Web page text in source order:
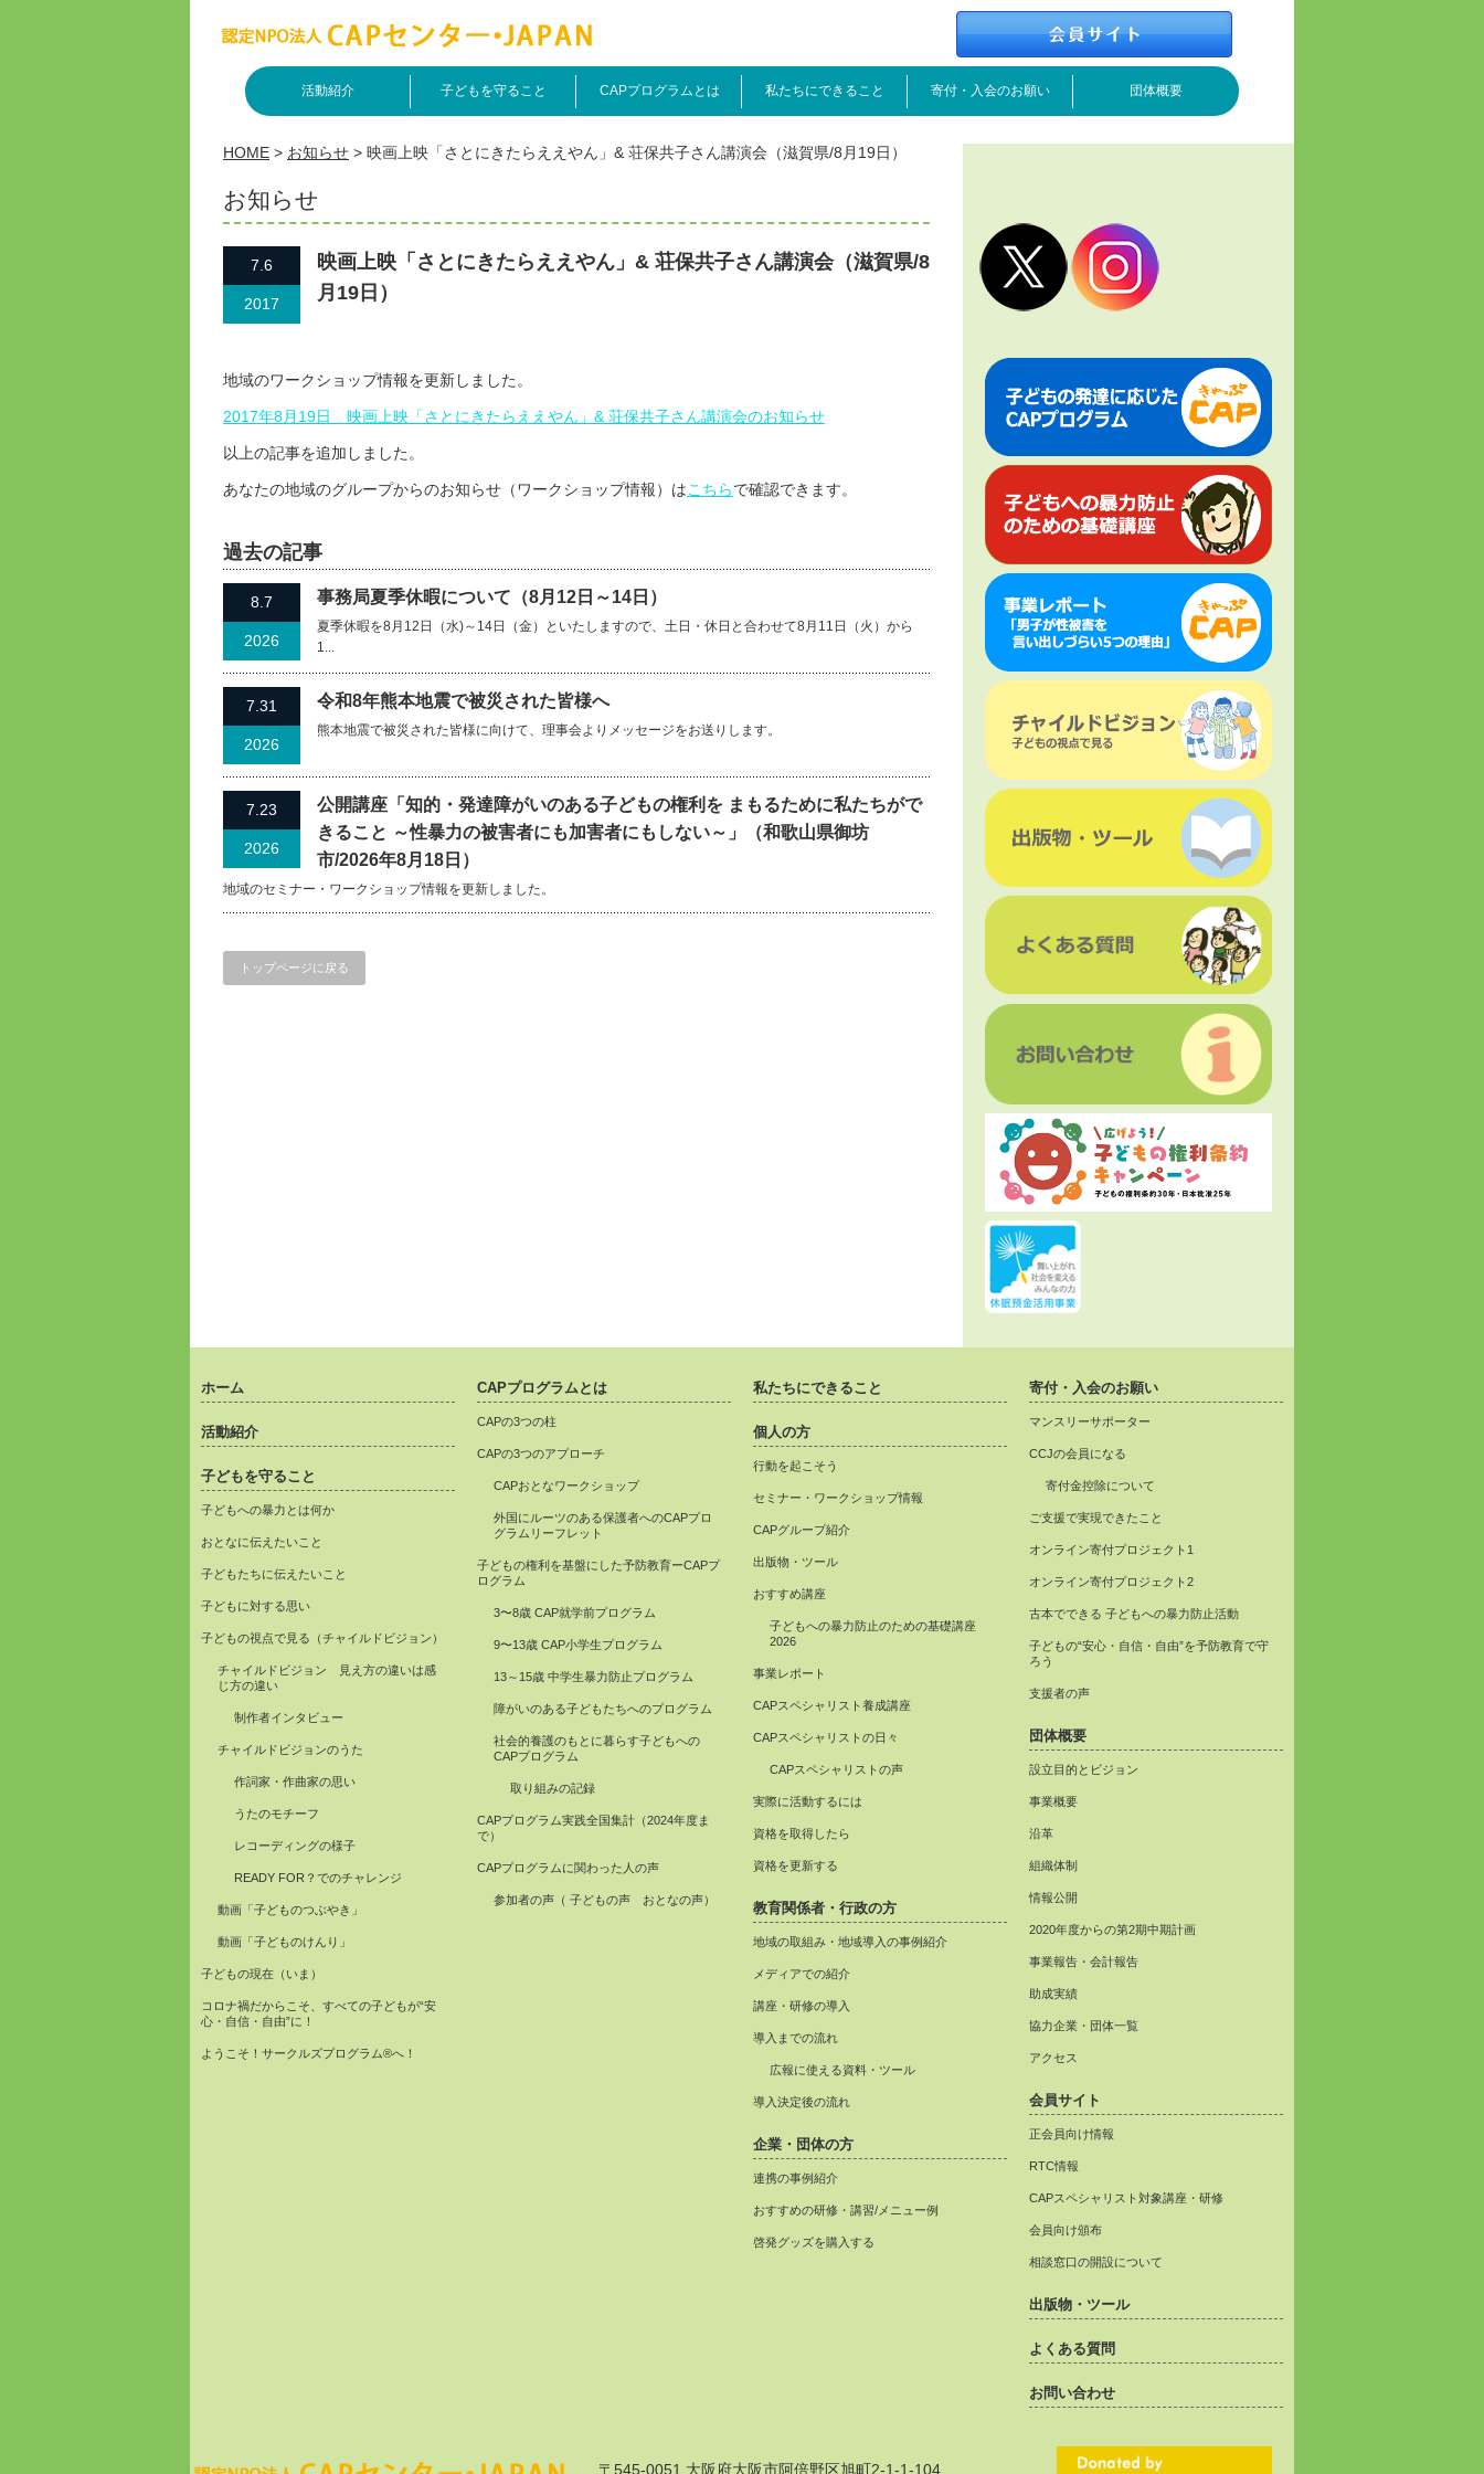
活動紹介 子どもを守ること CAPプログラムとは 私たちにできること 寄付・入会のお願い 団体概要
HOME > お知らせ > 映画上映「さとにきたらええやん」& 荘保共子さん講演会（滋賀県/8月19日）
お知らせ
7.6
2017
映画上映「さとにきたらええやん」& 荘保共子さん講演会（滋賀県/8
月19日）
地域のワークショップ情報を更新しました。
2017年8月19日 映画上映「さとにきたらええやん」& 荘保共子さん講演会のお知らせ
以上の記事を追加しました。
あなたの地域のグループからのお知らせ（ワークショップ情報）はこちらで確認できます。
過去の記事
8.7
2026
事務局夏季休暇について（8月12日～14日）
夏季休暇を8月12日（水)～14日（金）といたしますので、土日・休日と合わせて8月11日（火）から
1...
7.31
2026
令和8年熊本地震で被災された皆様へ
熊本地震で被災された皆様に向けて、理事会よりメッセージをお送りします。
7.23
2026
公開講座「知的・発達障がいのある子どもの権利を まもるために私たちがで
きること ～性暴力の被害者にも加害者にもしない～」（和歌山県御坊
市/2026年8月18日）
地域のセミナー・ワークショップ情報を更新しました。
トップページに戻る
ホーム
活動紹介
子どもを守ること
子どもへの暴力とは何か
おとなに伝えたいこと
子どもたちに伝えたいこと
子どもに対する思い
子どもの視点で見る（チャイルドビジョン）
チャイルドビジョン 見え方の違いは感
じ方の違い
制作者インタビュー
チャイルドビジョンのうた
作詞家・作曲家の思い
うたのモチーフ
レコーディングの様子
READY FOR？でのチャレンジ
動画「子どものつぶやき」
動画「子どものけんり」
子どもの現在（いま）
コロナ禍だからこそ、すべての子どもが“安
心・自信・自由”に！
ようこそ！サークルズプログラム®へ！
CAPプログラムとは
CAPの3つの柱
CAPの3つのアプローチ
CAPおとなワークショップ
外国にルーツのある保護者へのCAPプロ
グラムリーフレット
子どもの権利を基盤にした予防教育ーCAPプ
ログラム
3〜8歳 CAP就学前プログラム
9〜13歳 CAP小学生プログラム
13～15歳 中学生暴力防止プログラム
障がいのある子どもたちへのプログラム
社会的養護のもとに暮らす子どもへの
CAPプログラム
取り組みの記録
CAPプログラム実践全国集計（2024年度ま
で）
CAPプログラムに関わった人の声
参加者の声（ 子どもの声 おとなの声）
私たちにできること
個人の方
行動を起こそう
セミナー・ワークショップ情報
CAPグループ紹介
出版物・ツール
おすすめ講座
子どもへの暴力防止のための基礎講座
2026
事業レポート
CAPスペシャリスト養成講座
CAPスペシャリストの日々
CAPスペシャリストの声
実際に活動するには
資格を取得したら
資格を更新する
教育関係者・行政の方
地域の取組み・地域導入の事例紹介
メディアでの紹介
講座・研修の導入
導入までの流れ
広報に使える資料・ツール
導入決定後の流れ
企業・団体の方
連携の事例紹介
おすすめの研修・講習/メニュー例
啓発グッズを購入する
寄付・入会のお願い
マンスリーサポーター
CCJの会員になる
寄付金控除について
ご支援で実現できたこと
オンライン寄付プロジェクト1
オンライン寄付プロジェクト2
古本でできる 子どもへの暴力防止活動
子どもの“安心・自信・自由”を予防教育で守
ろう
支援者の声
団体概要
設立目的とビジョン
事業概要
沿革
組織体制
情報公開
2020年度からの第2期中期計画
事業報告・会計報告
助成実績
協力企業・団体一覧
アクセス
会員サイト
正会員向け情報
RTC情報
CAPスペシャリスト対象講座・研修
会員向け頒布
相談窓口の開設について
出版物・ツール
よくある質問
お問い合わせ
〒545-0051 大阪府大阪市阿倍野区旭町2-1-1-104